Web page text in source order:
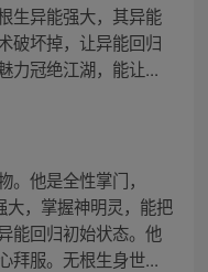
生异能强大，其异能
破坏掉，让异能回归
力冠绝江湖，能让...
他是全性掌门，
大，掌握神明灵，能把
能回归初始状态。他
拜服。无根生身世...